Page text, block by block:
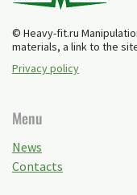
© Heavy-fit.ru
materials, a link to the
Privacy policy
Menu
News
Contacts